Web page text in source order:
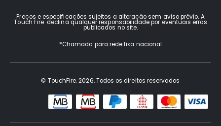
Preços e especificações sujeitos a alteração sem aviso prévio. A
Touch Fire declina qualquer responsabilidade por eventuais erros
publicados no site.
*Chamada para rede fixa nacional
© TouchFire. 2026. Todos os direitos reservados